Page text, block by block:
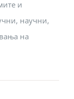
и
научни,
на